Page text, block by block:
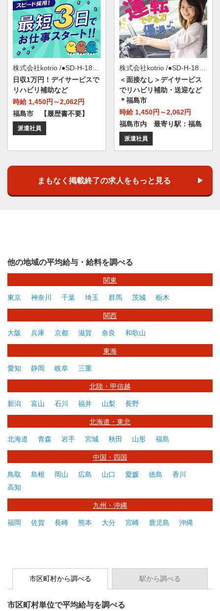
日収1万円！デイサービスで
リハビリ補助など
時給 1,450円～2,062円
福島市 【履歴書不要】
派遣社員
＜面接なし＞デイサービス
でリハビリ補助・送迎など
＊福島市
時給 1,450円～2,062円
福島市内 最寄り駅：福島
派遣社員
まもなく掲載終了の求人をもっと見る
他の地域の平均給与・給料を調べる
関東
東京 神奈川 千葉 埼玉 群馬 茨城 栃木
関西
大阪 兵庫 京都 滋賀 奈良 和歌山
東海
愛知 静岡 岐阜 三重
北陸・甲信越
新潟 富山 石川 福井 山梨 長野
北海道・東北
北海道 青森 岩手 宮城 秋田 山形 福島
中国・四国
鳥取 島根 岡山 広島 山口 愛媛 徳島
香川
高知
九州・沖縄
福岡 佐賀 長崎 熊本 大分 宮崎 鹿児島 沖縄
市区町村から調べる 駅から調べる
市区町村単位で平均給与を調べる